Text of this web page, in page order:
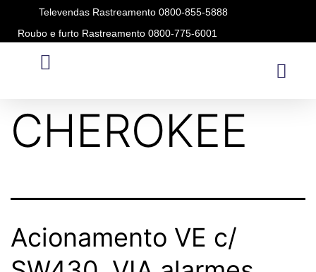
Televendas Rastreamento 0800-855-5888
Roubo e furto Rastreamento 0800-775-6001
Modelo:
CHEROKEE
Acionamento VE c/